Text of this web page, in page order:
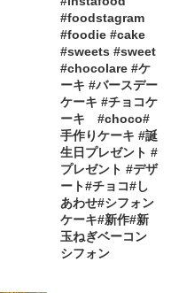
#foodstagram
#foodie #cake
#sweets #sweet
#chocolare #ケ
ーキ #バースデー
ケーキ #チョコケ
ーキ #choco#
手作りケーキ #誕
生日プレゼント #
プレゼント #デザ
ート#チョコ#し
あわせ#シフォン
ケーキ#新作#新
玉ねぎベーコン
シフォン